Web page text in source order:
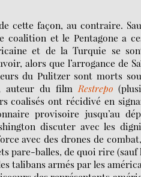
cette façon, au contraire.
et le Pentagone a
et de la Turquie se
alors que l’arrogance de
du Pulitzer sont morts
auteur du film Restrepo
coalisés ont récidivé en
provisoire jusqu’au
discuter avec les
avec des drones de
pare-balles, de quoi rire (sauf
talibans armés par les